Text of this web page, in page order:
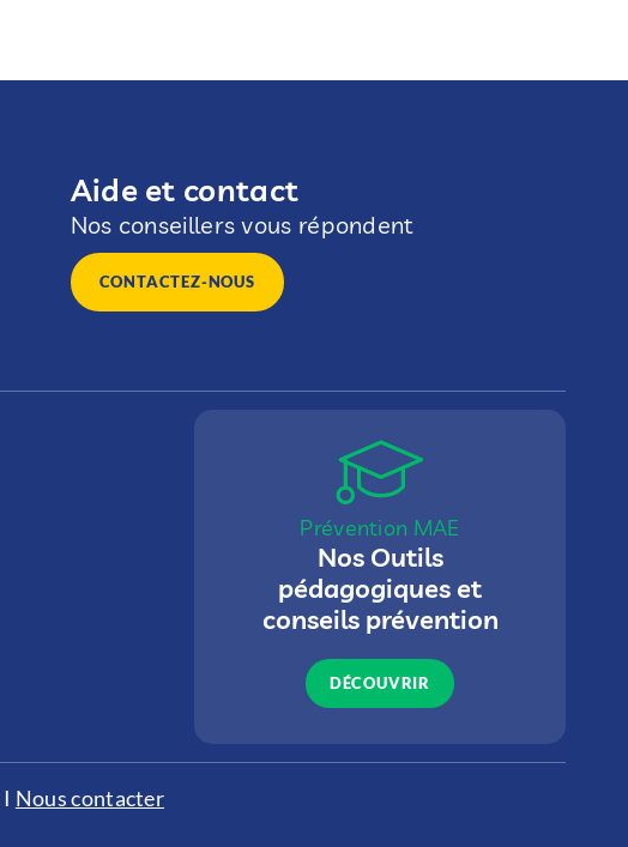
Aide et contact
Nos conseillers vous répondent
CONTACTEZ-NOUS
Prévention MAE
Nos Outils
pédagogiques et
conseils prévention
DÉCOUVRIR
I Nous contacter